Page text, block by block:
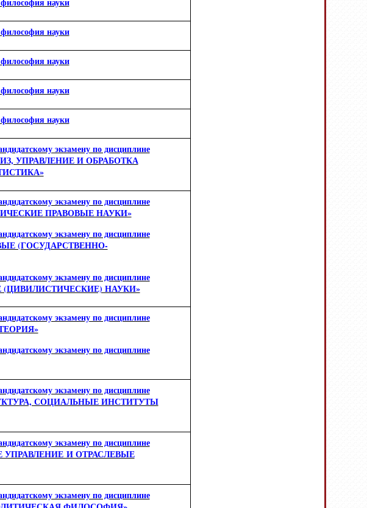
науки
науки
науки
науки
экзамену по дисциплине
УПРАВЛЕНИЕ И ОБРАБОТКА
экзамену по дисциплине
ПРАВОВЫЕ НАУКИ»
экзамену по дисциплине
(ГОСУДАРСТВЕННО-
экзамену по дисциплине
(ЦИВИЛИСТИЧЕСКИЕ) НАУКИ»
экзамену по дисциплине
экзамену по дисциплине
экзамену по дисциплине
СОЦИАЛЬНЫЕ ИНСТИТУТЫ
экзамену по дисциплине
УПРАВЛЕНИЕ И ОТРАСЛЕВЫЕ
экзамену по дисциплине